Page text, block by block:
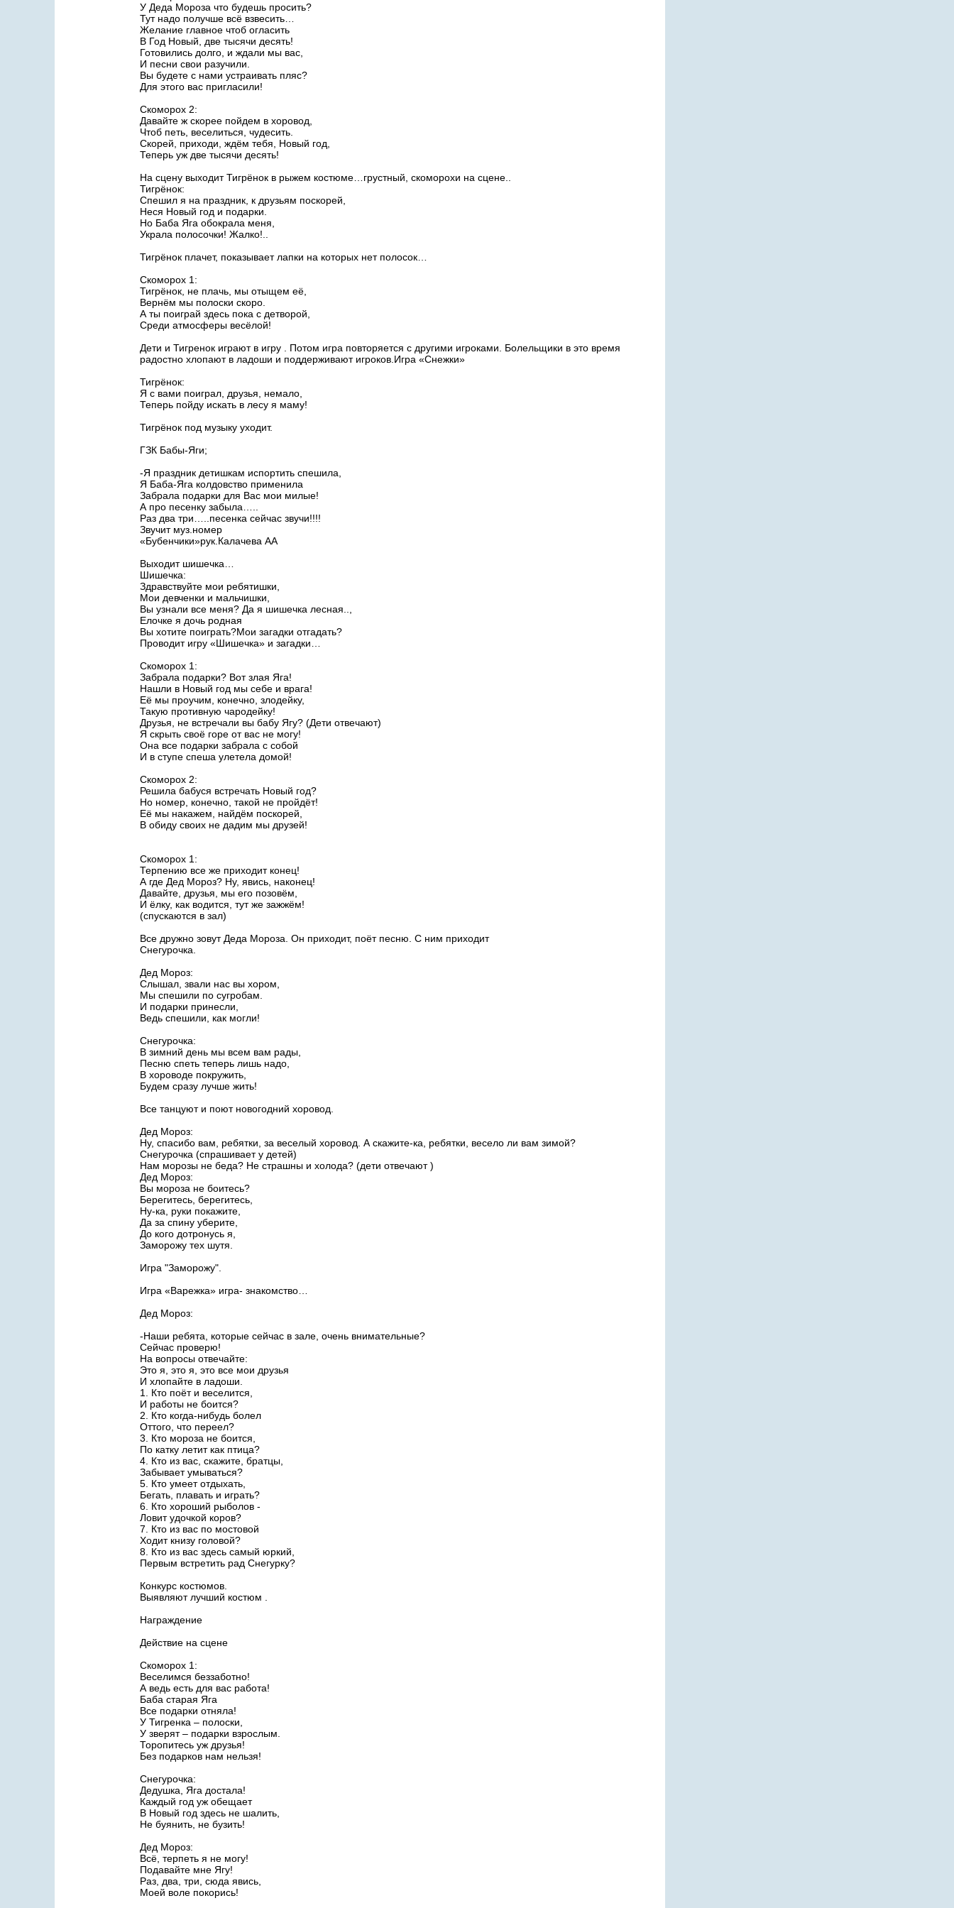
У Деда Мороза что будешь просить?
Тут надо получше всё взвесить…
Желание главное чтоб огласить
В Год Новый, две тысячи десять!
Готовились долго, и ждали мы вас,
И песни свои разучили.
Вы будете с нами устраивать пляс?
Для этого вас пригласили!
Скоморох 2:
Давайте ж скорее пойдем в хоровод,
Чтоб петь, веселиться, чудесить.
Скорей, приходи, ждём тебя, Новый год,
Теперь уж две тысячи десять!
На сцену выходит Тигрёнок в рыжем костюме…грустный, скоморохи на сцене..
Тигрёнок:
Спешил я на праздник, к друзьям поскорей,
Неся Новый год и подарки.
Но Баба Яга обокрала меня,
Украла полосочки! Жалко!..
Тигрёнок плачет, показывает лапки на которых нет полосок…
Скоморох 1:
Тигрёнок, не плачь, мы отыщем её,
Вернём мы полоски скоро.
А ты поиграй здесь пока с детворой,
Среди атмосферы весёлой!
Дети и Тигренок играют в игру . Потом игра повторяется с другими игроками. Болельщики в это время
радостно хлопают в ладоши и поддерживают игроков.Игра «Снежки»
Тигрёнок:
Я с вами поиграл, друзья, немало,
Теперь пойду искать в лесу я маму!
Тигрёнок под музыку уходит.
ГЗК Бабы-Яги;
-Я праздник детишкам испортить спешила,
Я Баба-Яга колдовство применила
Забрала подарки для Вас мои милые!
А про песенку забыла…..
Раз два три…..песенка сейчас звучи!!!!
Звучит муз.номер
«Бубенчики»рук.Калачева АА
Выходит шишечка…
Шишечка:
Здравствуйте мои ребятишки,
Мои девченки и мальчишки,
Вы узнали все меня? Да я шишечка лесная..,
Елочке я дочь родная
Вы хотите поиграть?Мои загадки отгадать?
Проводит игру «Шишечка» и загадки…
Скоморох 1:
Забрала подарки? Вот злая Яга!
Нашли в Новый год мы себе и врага!
Её мы проучим, конечно, злодейку,
Такую противную чародейку!
Друзья, не встречали вы бабу Ягу? (Дети отвечают)
Я скрыть своё горе от вас не могу!
Она все подарки забрала с собой
И в ступе спеша улетела домой!
Скоморох 2:
Решила бабуся встречать Новый год?
Но номер, конечно, такой не пройдёт!
Её мы накажем, найдём поскорей,
В обиду своих не дадим мы друзей!
Скоморох 1:
Терпению все же приходит конец!
А где Дед Мороз? Ну, явись, наконец!
Давайте, друзья, мы его позовём,
И ёлку, как водится, тут же зажжём!
(спускаются в зал)
Все дружно зовут Деда Мороза. Он приходит, поёт песню. С ним приходит
Снегурочка.
Дед Мороз:
Слышал, звали нас вы хором,
Мы спешили по сугробам.
И подарки принесли,
Ведь спешили, как могли!
Снегурочка:
В зимний день мы всем вам рады,
Песню спеть теперь лишь надо,
В хороводе покружить,
Будем сразу лучше жить!
Все танцуют и поют новогодний хоровод.
Дед Мороз:
Ну, спасибо вам, ребятки, за веселый хоровод. А скажите-ка, ребятки, весело ли вам зимой?
Снегурочка (спрашивает у детей)
Нам морозы не беда? Не страшны и холода? (дети отвечают )
Дед Мороз:
Вы мороза не боитесь?
Берегитесь, берегитесь,
Ну-ка, руки покажите,
Да за спину уберите,
До кого дотронусь я,
Заморожу тех шутя.
Игра "Заморожу".
Игра «Варежка» игра- знакомство…
Дед Мороз:
-Наши ребята, которые сейчас в зале, очень внимательные?
Сейчас проверю!
На вопросы отвечайте:
Это я, это я, это все мои друзья
И хлопайте в ладоши.
1. Кто поёт и веселится,
И работы не боится?
2. Кто когда-нибудь болел
Оттого, что переел?
3. Кто мороза не боится,
По катку летит как птица?
4. Кто из вас, скажите, братцы,
Забывает умываться?
5. Кто умеет отдыхать,
Бегать, плавать и играть?
6. Кто хороший рыболов -
Ловит удочкой коров?
7. Кто из вас по мостовой
Ходит книзу головой?
8. Кто из вас здесь самый юркий,
Первым встретить рад Снегурку?
Конкурс костюмов.
Выявляют лучший костюм .
Награждение
Действие на сцене
Скоморох 1:
Веселимся беззаботно!
А ведь есть для вас работа!
Баба старая Яга
Все подарки отняла!
У Тигренка – полоски,
У зверят – подарки взрослым.
Торопитесь уж друзья!
Без подарков нам нельзя!
Снегурочка:
Дедушка, Яга достала!
Каждый год уж обещает
В Новый год здесь не шалить,
Не буянить, не бузить!
Дед Мороз:
Всё, терпеть я не могу!
Подавайте мне Ягу!
Раз, два, три, сюда явись,
Моей воле покорись!